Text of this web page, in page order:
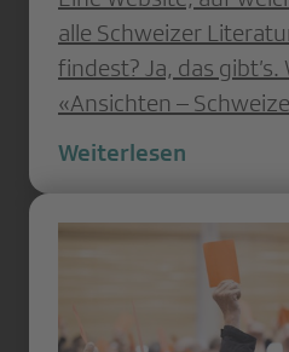
alle Schweizer
findest? Ja, das gibt’s.
«Ansichten –
Weiterlesen